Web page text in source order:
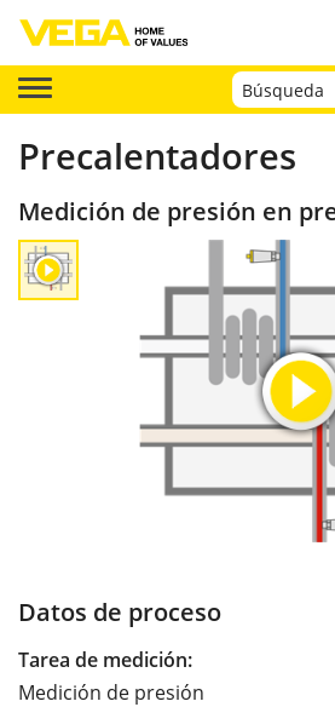
Precalentadores
Medición de presión en
Datos de proceso
Tarea de medición:
Medición de presión